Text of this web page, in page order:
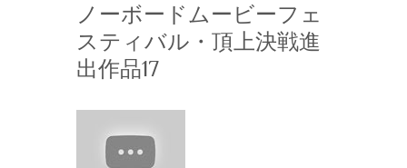
ノーボードムービーフェ
スティバル・頂上決戦進
出作品17